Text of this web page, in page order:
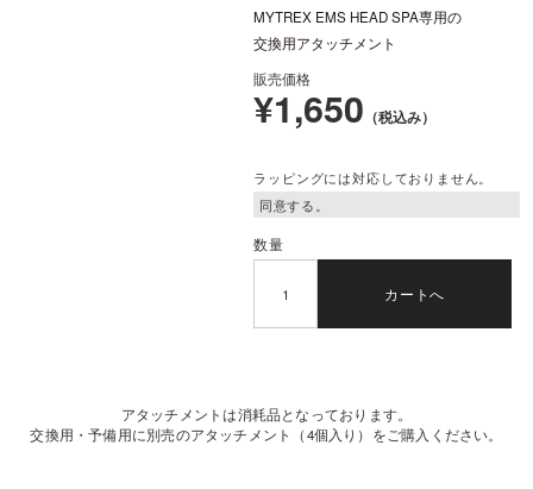
MYTREX EMS HEAD SPA専用の
交換用アタッチメント
販売価格
¥1,650 （税込み）
ラッピングには対応しておりません。
数量
カートへ
アタッチメントは消耗品となっております。
交換用・予備用に別売のアタッチメント（4個入り）をご購入ください。